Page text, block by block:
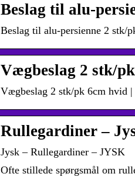
Beslag til alu-
Beslag til alu-persienne 2 stk/
Vægbeslag 2 stk/
Vægbeslag 2 stk/pk 6cm hvid
Rullegardiner –
Jysk – Rullegardiner – JYSK
Ofte stillede spørgsmål om